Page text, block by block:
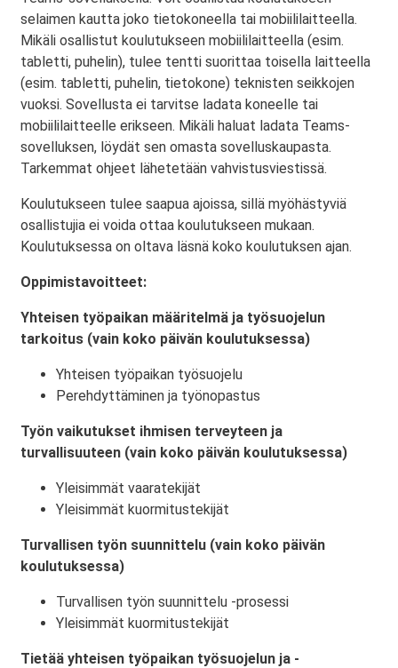
selaimen kautta joko tietokoneella tai mobiililaitteella.
Mikäli osallistut koulutukseen mobiililaitteella (esim.
tabletti, puhelin), tulee tentti suorittaa toisella laitteella
(esim. tabletti, puhelin, tietokone) teknisten seikkojen
vuoksi. Sovellusta ei tarvitse ladata koneelle tai
mobiililaitteelle erikseen. Mikäli haluat ladata Teams-
sovelluksen, löydät sen omasta sovelluskaupasta.
Tarkemmat ohjeet lähetetään vahvistusviestissä.
Koulutukseen tulee saapua ajoissa, sillä myöhästyviä
osallistujia ei voida ottaa koulutukseen mukaan.
Koulutuksessa on oltava läsnä koko koulutuksen ajan.
Oppimistavoitteet:
Yhteisen työpaikan määritelmä ja työsuojelun
tarkoitus (vain koko päivän koulutuksessa)
Yhteisen työpaikan työsuojelu
Perehdyttäminen ja työnopastus
Työn vaikutukset ihmisen terveyteen ja
turvallisuuteen (vain koko päivän koulutuksessa)
Yleisimmät vaaratekijät
Yleisimmät kuormitustekijät
Turvallisen työn suunnittelu (vain koko päivän
koulutuksessa)
Turvallisen työn suunnittelu -prosessi
Yleisimmät kuormitustekijät
Tietää yhteisen työpaikan työsuojelun ja -